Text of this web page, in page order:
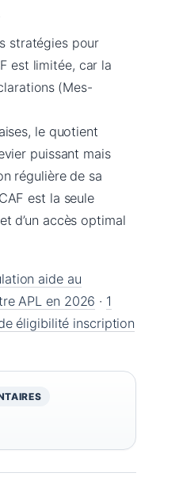
stratégies pour
est limitée, car la
(Mes-
le quotient
puissant mais
régulière de sa
est la seule
d’un accès optimal
aide au
APL en 2026 · 1
éligibilité inscription